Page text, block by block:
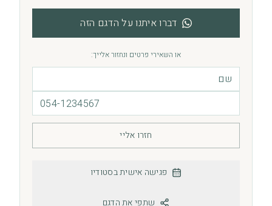
דברו איתנו על הדגם הזה
או השאירי פרטים ונחזור אלייך:
חזרו אליי
פגישה אישית בסטודיו
שתפי את הדגם